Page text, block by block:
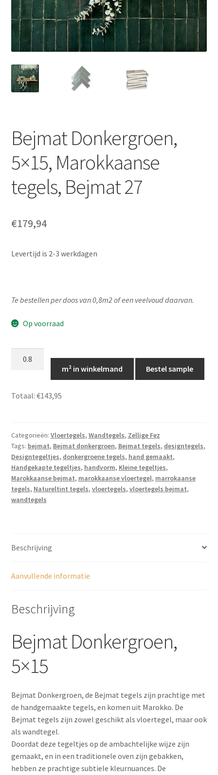
Bejmat Donkergroen,
5×15, Marokkaanse
tegels, Bejmat 27
€179,94
Levertijd is 2-3 werkdagen
Te bestellen per doos van 0,8m2 of een veelvoud daarvan.
Op voorraad
aantal
m² in winkelmand Bestel sample
Totaal: €143,95
Categorieën: Vloertegels, Wandtegels, Zellige Fez
Tags: bejmat, Bejmat donkergroen, Bejmat tegels, designtegels,
Designtegeltjes, donkergroene tegels, hand gemaakt,
Handgekapte tegeltjes, handvorm, Kleine tegeltjes,
Marokkaanse bejmat, marokkaanse vloertegel, marrokaanse
tegels, Natureltint tegels, vloertegels, vloertegels bejmat,
wandtegels
Beschrijving
Aanvullende informatie
Beschrijving
Bejmat Donkergroen,
5×15
Bejmat Donkergroen, de Bejmat tegels zijn prachtige met
de handgemaakte tegels, en komen uit Marokko. De
Bejmat tegels zijn zowel geschikt als vloertegel, maar ook
als wandtegel.
Doordat deze tegeltjes op de ambachtelijke wijze zijn
gemaakt, en in een traditionele oven zijn gebakken,
hebben ze prachtige subtiele kleurnuances. De